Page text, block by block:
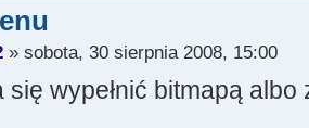
» sobota, 30 sierpnia 2008, 15:00
się wypełnić bitmapą albo